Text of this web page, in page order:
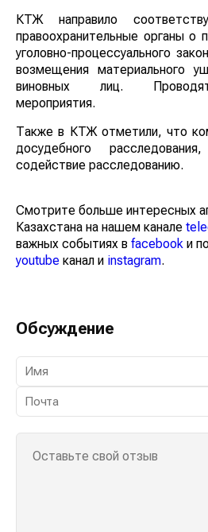
КТЖ направило
правоохранительные органы о
уголовно-процессуального
возмещения материального
виновных лиц.
мероприятия.
Также в КТЖ отметили, что
досудебного
содействие расследованию.
Смотрите больше интересных
Казахстана на нашем канале
важных событиях в facebook и
youtube канал и instagram.
Обсуждение